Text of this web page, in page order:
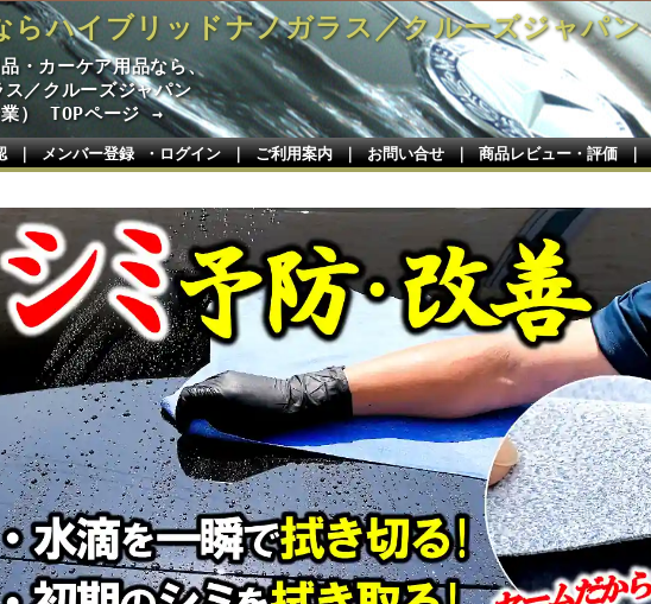
らハイブリッドナノガラス／クルーズジャパン
・カーケア用品なら、
／クルーズジャパン
業） TOPページ →
｜メンバー登録 ・ログイン｜ご利用案内｜お問い合せ｜商品レビュー・評価｜